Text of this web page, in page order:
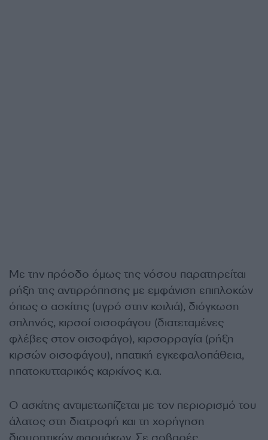
Με την πρόοδο όμως της νόσου παρατηρείται
ρήξη της αντιρρόπησης με εμφάνιση επιπλοκών
όπως ο ασκίτης (υγρό στην κοιλιά), διόγκωση
σπληνός, κιρσοί οισοφάγου (διατεταμένες
φλέβες στον οισοφάγο), κιρσορραγία (ρήξη
κιρσών οισοφάγου), ηπατική εγκεφαλοπάθεια,
ηπατοκυτταρικός καρκίνος κ.α.
Ο ασκίτης αντιμετωπίζεται με τον περιορισμό του
άλατος στη διατροφή και τη χορήγηση